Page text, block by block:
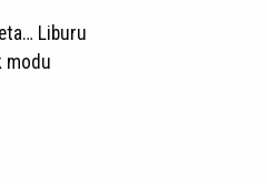
Liburu
modu